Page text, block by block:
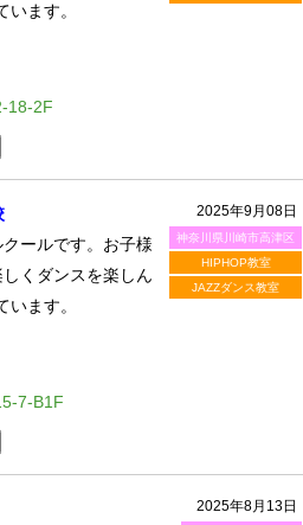
ます。
18-2F
2025年9月08日
神奈川県川崎市高津区
HIPHOP教室
JAZZダンス教室
ールです。お子様
くダンスを楽しん
ます。
7-B1F
2025年8月13日